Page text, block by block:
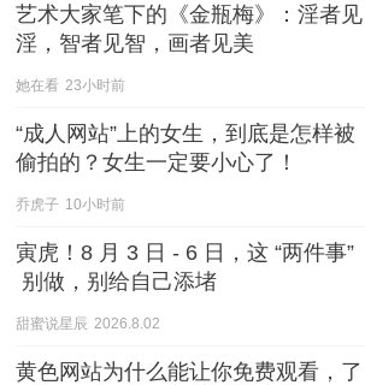
艺术大家笔下的《金瓶梅》：淫者见
淫，智者见智，画者见美
她在看 23小时前
“成人网站”上的女生，到底是怎样被
偷拍的？女生一定要小心了！
乔虎子 10小时前
寅虎！8 月 3 日 - 6 日，这 “两件事”
别做，别给自己添堵
甜蜜说星辰 2026.8.02
黄色网站为什么能让你免费观看，了